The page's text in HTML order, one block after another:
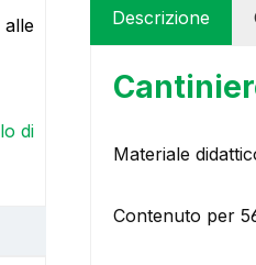
alle
di
Descrizione
Materiale
Contenuto per